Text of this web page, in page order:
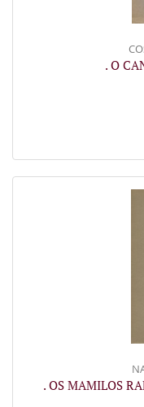
. O
. OS MAMILOS